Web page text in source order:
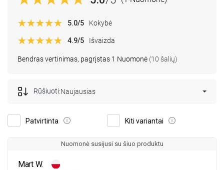
Bendras vertinimas, pagrįstas 1 Nuomonė (10 šalių)
5.0/5 Kokybė
4.9/5 Išvaizda
Patvirtinta Kiti variantai
Rūšiuoti:Naujausias
Nuomonė susijusi su šiuo produktu
Mart W.